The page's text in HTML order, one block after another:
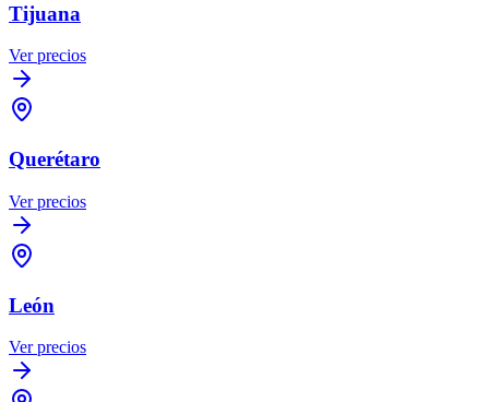
Tijuana
Ver precios
Querétaro
Ver precios
León
Ver precios